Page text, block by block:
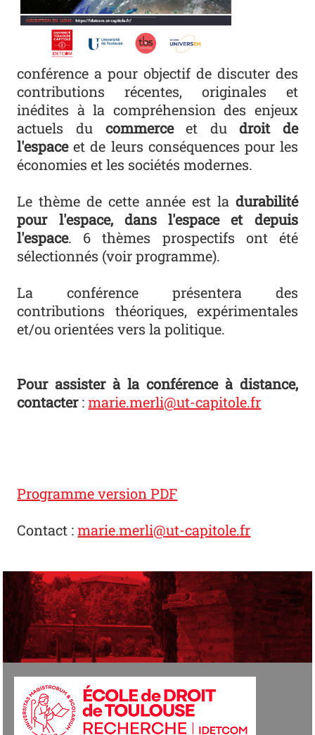
conférence a pour objectif de discuter des
contributions récentes, originales et
inédites à la compréhension des enjeux
actuels du commerceet dudroit de
l'espaceet de leurs conséquences pour les
économies et les sociétés modernes.
Le thème de cette année est la durabilité
pour l'espace, dans l'espace et depuis
l'espace. 6 thèmes prospectifs ont été
sélectionnés (voir programme).
La conférence présentera des
contributions théoriques, expérimentales
et/ou orientées vers la politique.
Pour assister à la conférence à distance,
contacter:marie.merli@ut-capitole.fr
Programme version PDF
Contact :marie.merli@ut-capitole.fr